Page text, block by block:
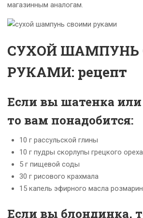
магазинным аналогам.
СУХОЙ ШАМПУНЬ
РУКАМИ: рецепт
Если вы шатенка
то вам понадобится:
10 г рассульской глины
10 г пудры скорлупы грецкого ореха
5 г пищевой соды
30 г рисового крахмала
15 капель эфирного масла
Если вы блондинка,